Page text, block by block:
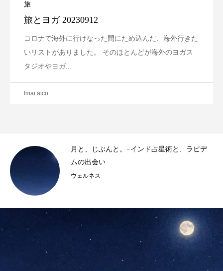
旅
旅とヨガ 20230912
コロナで海外に行けなった間にため込んだ、海外行きた
いリストがありました。 そのほとんどが海外のヨガス
タジオやヨガ...
Imai aico
月と、じぶんと。−インド占星術と、ラピデ
ムの出会い
ウェルネス